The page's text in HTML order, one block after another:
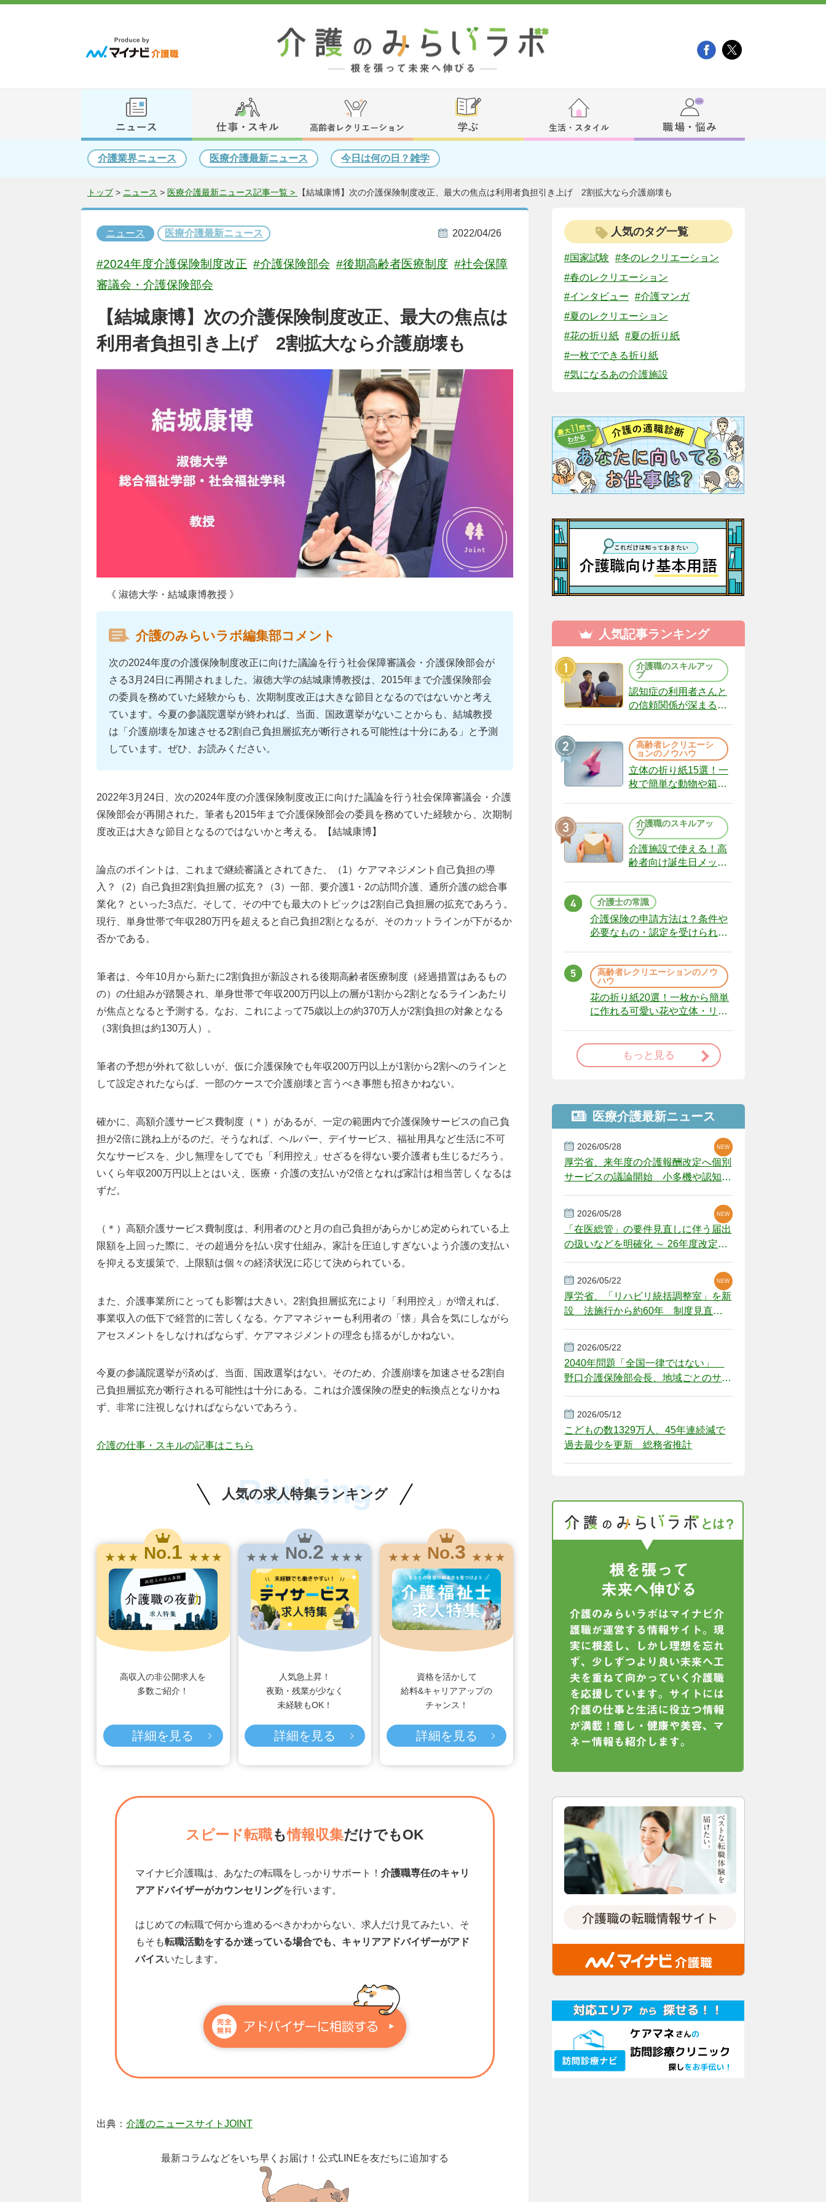
介護業界ニュース 医療介護最新ニュース 今日は何の日？雑学
トップ> ニュース > 医療介護最新ニュース記事一覧 > 【結城康博】次の介護保険制度改正、最大の焦点は利用者負担引き上げ 2割拡大なら介護崩壊も
ニュース 医療介護最新ニュース 2022/04/26
#2024年度介護保険制度改正 #介護保険部会 #後期高齢者医療制度 #社会保障
審議会・介護保険部会
【結城康博】次の介護保険制度改正、最大の焦点は
利用者負担引き上げ 2割拡大なら介護崩壊も
《 淑徳大学・結城康博教授 》
介護のみらいラボ編集部コメント
次の2024年度の介護保険制度改正に向けた議論を行う社会保障審議会・介護保険部会が
さる3月24日に再開されました。淑徳大学の結城康博教授は、2015年まで介護保険部会
の委員を務めていた経験からも、次期制度改正は大きな節目となるのではないかと考え
ています。今夏の参議院選挙が終われば、当面、国政選挙がないことからも、結城教授
は「介護崩壊を加速させる2割自己負担層拡充が断行される可能性は十分にある」と予測
しています。ぜひ、お読みください。
2022年3月24日、次の2024年度の介護保険制度改正に向けた議論を行う社会保障審議会・介護
保険部会が再開された。筆者も2015年まで介護保険部会の委員を務めていた経験から、次期制
度改正は大きな節目となるのではないかと考える。【結城康博】
論点のポイントは、これまで継続審議とされてきた、（1）ケアマネジメント自己負担の導
入？（2）自己負担2割負担層の拡充？（3）一部、要介護1・2の訪問介護、通所介護の総合事
業化？ といった3点だ。そして、その中でも最大のトピックは2割自己負担層の拡充であろう。
現行、単身世帯で年収280万円を超えると自己負担2割となるが、そのカットラインが下がるか
否かである。
筆者は、今年10月から新たに2割負担が新設される後期高齢者医療制度（経過措置はあるもの
の）の仕組みが踏襲され、単身世帯で年収200万円以上の層が1割から2割となるラインあたり
が焦点となると予測する。なお、これによって75歳以上の約370万人が2割負担の対象となる
（3割負担は約130万人）。
筆者の予想が外れて欲しいが、仮に介護保険でも年収200万円以上が1割から2割へのラインと
して設定されたならば、一部のケースで介護崩壊と言うべき事態も招きかねない。
確かに、高額介護サービス費制度（＊）があるが、一定の範囲内で介護保険サービスの自己負
担が2倍に跳ね上がるのだ。そうなれば、ヘルパー、デイサービス、福祉用具など生活に不可
欠なサービスを、少し無理をしてでも「利用控え」せざるを得ない要介護者も生じるだろう。
いくら年収200万円以上とはいえ、医療・介護の支払いが2倍となれば家計は相当苦しくなるは
ずだ。
（＊）高額介護サービス費制度は、利用者のひと月の自己負担があらかじめ定められている上
限額を上回った際に、その超過分を払い戻す仕組み。家計を圧迫しすぎないよう介護の支払い
を抑える支援策で、上限額は個々の経済状況に応じて決められている。
また、介護事業所にとっても影響は大きい。2割負担層拡充により「利用控え」が増えれば、
事業収入の低下で経営的に苦しくなる。ケアマネジャーも利用者の「懐」具合を気にしながら
アセスメントをしなければならず、ケアマネジメントの理念も揺るがしかねない。
今夏の参議院選挙が済めば、当面、国政選挙はない。そのため、介護崩壊を加速させる2割自
己負担層拡充が断行される可能性は十分にある。これは介護保険の歴史的転換点となりかね
ず、非常に注視しなければならないであろう。
介護の仕事・スキルの記事はこちら
人気の求人特集ランキング
Ranking
★ ★ ★ No.1 ★ ★ ★
高収入の非公開求人を
多数ご紹介！
詳細を見る
★ ★ ★ No.2 ★ ★ ★
人気急上昇！
夜勤・残業が少なく
未経験もOK！
詳細を見る
★ ★ ★ No.3 ★ ★ ★
資格を活かして
給料&キャリアアップの
チャンス！
詳細を見る
スピード転職も情報収集だけでもOK
マイナビ介護職は、あなたの転職をしっかりサポート！ 介護職専任のキャリ
アアドバイザーがカウンセリングを行います。
はじめての転職で何から進めるべきかわからない、求人だけ見てみたい、そ
もそも転職活動をするか迷っている場合でも、キャリアアドバイザーがアド
バイスいたします。
出典： 介護のニュースサイトJOINT
最新コラムなどをいち早くお届け！ 公式LINEを友だちに追加する
人気のタグ一覧
#国家試験
#冬のレクリエーション
#春のレクリエーション
#インタビュー
#介護マンガ
#夏のレクリエーション
#花の折り紙 #夏の折り紙
#一枚でできる折り紙
#気になるあの介護施設
人気記事ランキング
介護職のスキルアッ
プ
認知症の利用者さんと
の信頼関係が深まる声
（22）
高齢者レクリエーシ
ョンのノウハウ
立体の折り紙15選！一
枚で簡単な動物や箱、
介護職のスキルアッ
プ
介護施設で使える！高
齢者向け誕生日メッセ
介護士の常識
介護保険の申請方法は？条件や
必要なもの・認定を受けられな
高齢者レクリエーションのノウ
ハウ
花の折り紙20選！一枚から簡単
に作れる可愛い花や立体・リー
もっと見る
医療介護最新ニュース
2026/05/28
厚労省、来年度の介護報酬改定へ個別
サービスの議論開始 小多機や認知症
NEW
NEW
NEW
2026/05/28
「在医総管」の要件見直しに伴う届出
の扱いなどを明確化 ～ 26年度改定疑
NEW
NEW
2026/05/22
厚労省、「リハビリ統括調整室」を新
設 法施行から約60年 制度見直し
NEW
2026/05/22
2040年問題「全国一律ではない」
野口介護保険部会長、地域ごとのサー
2026/05/12
こどもの数1329万人、45年連続減で
過去最少を更新 総務省推計